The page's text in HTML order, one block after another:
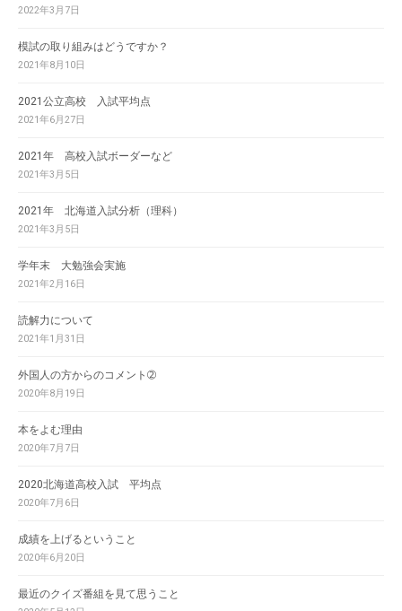
2022年3月7日
模試の取り組みはどうですか？
2021年8月10日
2021公立高校 入試平均点
2021年6月27日
2021年 高校入試ボーダーなど
2021年3月5日
2021年 北海道入試分析（理科）
2021年3月5日
学年末 大勉強会実施
2021年2月16日
読解力について
2021年1月31日
外国人の方からのコメント➁
2020年8月19日
本をよむ理由
2020年7月7日
2020北海道高校入試 平均点
2020年7月6日
成績を上げるということ
2020年6月20日
最近のクイズ番組を見て思うこと